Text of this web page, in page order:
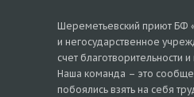
Шереметьевский приют БФ
и негосударственное
счет
Наша команда – это
побоялись взять на себя